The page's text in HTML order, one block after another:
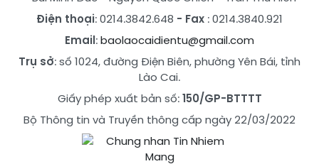
Điện thoại: 0214.3842.648 - Fax : 0214.3840.921
Email:baolaocaidientu@gmail.com
Trụ sở: số 1024, đường Điện Biên, phường Yên Bái, tỉnh
Lào Cai.
Giấy phép xuất bản số:150/GP-BTTTT
Bộ Thông tin và Truyền thông cấp ngày 22/03/2022